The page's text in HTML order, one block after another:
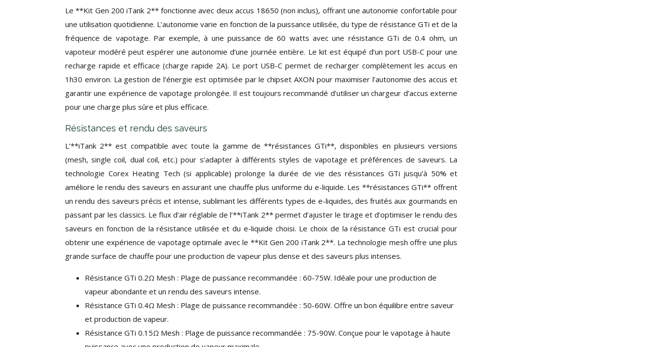
Le **Kit Gen 200 iTank 2** fonctionne avec deux accus 18650 (non inclus), offrant une autonomie confortable pour
une utilisation quotidienne. L’autonomie varie en fonction de la puissance utilisée, du type de résistance GTi et de la
fréquence de vapotage. Par exemple, à une puissance de 60 watts avec une résistance GTi de 0.4 ohm, un
vapoteur modéré peut espérer une autonomie d’une journée entière. Le kit est équipé d’un port USB-C pour une
recharge rapide et efficace (charge rapide 2A). Le port USB-C permet de recharger complètement les accus en
1h30 environ. La gestion de l’énergie est optimisée par le chipset AXON pour maximiser l’autonomie des accus et
garantir une expérience de vapotage prolongée. Il est toujours recommandé d’utiliser un chargeur d’accus externe
pour une charge plus sûre et plus efficace.
Résistances et rendu des saveurs
L’**iTank 2** est compatible avec toute la gamme de **résistances GTi**, disponibles en plusieurs versions
(mesh, single coil, dual coil, etc.) pour s’adapter à différents styles de vapotage et préférences de saveurs. La
technologie Corex Heating Tech (si applicable) prolonge la durée de vie des résistances GTi jusqu’à 50% et
améliore le rendu des saveurs en assurant une chauffe plus uniforme du e-liquide. Les **résistances GTi** offrent
un rendu des saveurs précis et intense, sublimant les différents types de e-liquides, des fruités aux gourmands en
passant par les classics. Le flux d’air réglable de l’**iTank 2** permet d’ajuster le tirage et d’optimiser le rendu des
saveurs en fonction de la résistance utilisée et du e-liquide choisi. Le choix de la résistance GTi est crucial pour
obtenir une expérience de vapotage optimale avec le **Kit Gen 200 iTank 2**. La technologie mesh offre une plus
grande surface de chauffe pour une production de vapeur plus dense et des saveurs plus intenses.
Résistance GTi 0.2Ω Mesh : Plage de puissance recommandée : 60-75W. Idéale pour une production de
vapeur abondante et un rendu des saveurs intense.
Résistance GTi 0.4Ω Mesh : Plage de puissance recommandée : 50-60W. Offre un bon équilibre entre saveur
et production de vapeur.
Résistance GTi 0.15Ω Mesh : Plage de puissance recommandée : 75-90W. Conçue pour le vapotage à haute